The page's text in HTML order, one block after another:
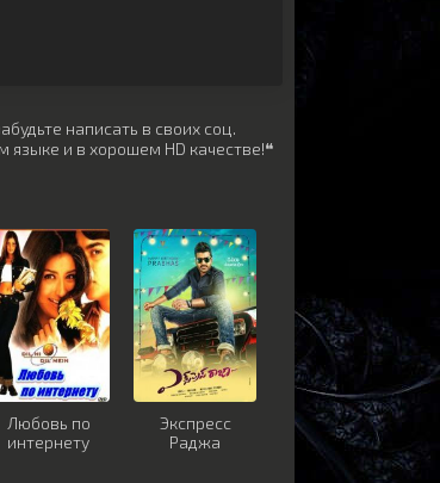
написать в своих соц.
языке и в хорошем HD качестве!❝
Любовь по
интернету
Экспресс
Раджа